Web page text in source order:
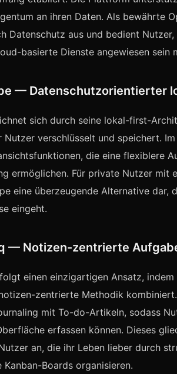
an ihren Daten. Als bewährte
Datenschutz aus und bedient
basierte Dienste angewiesen sein
— Datenschutzorientierter
sich durch seine lokal-first-
Nutzer verschlüsselt und speichert.
die eine flexiblere
ermöglichen. Für private Nutzer mit
eine überzeugende Alternative dar,
eingeht.
— Notizen-zentrierte
einen einzigartigen Ansatz,
zentrierte Methodik
mit To-do-Artikeln, sodass
erfassen können. Dieses
an, die ihr Leben lieber durch
Boards organisieren.